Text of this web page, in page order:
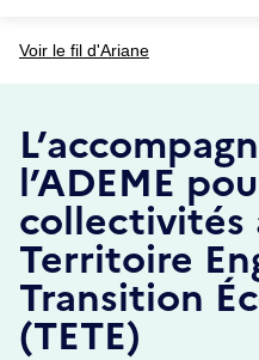
Voir le fil d'Ariane
l’ADEME
collectivités
Territoire
Transition
(TETE)